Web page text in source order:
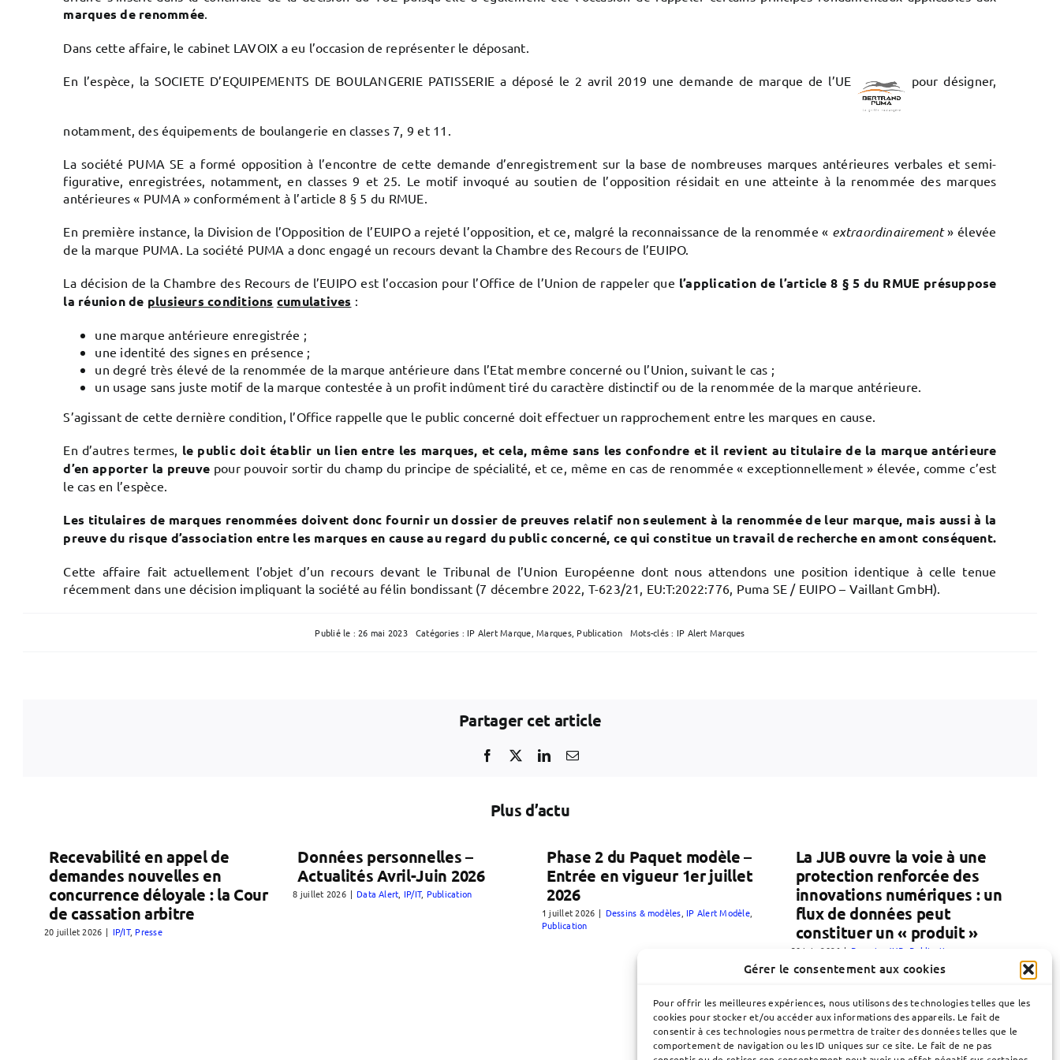
Gérer le consentement aux cookies
Pour offrir les meilleures expériences, nous utilisons des technologies telles que les
cookies pour stocker et/ou accéder aux informations des appareils. Le fait de
consentir à ces technologies nous permettra de traiter des données telles que le
comportement de navigation ou les ID uniques sur ce site. Le fait de ne pas
marques de renommée.
Dans cette affaire, le cabinet LAVOIX a eu l’occasion de représenter le déposant.
En l’espèce, la SOCIETE D’EQUIPEMENTS DE BOULANGERIE PATISSERIE a déposé le 2 avril 2019 une demande de marque de l’UE pour désigner,
notamment, des équipements de boulangerie en classes 7, 9 et 11.
La société PUMA SE a formé opposition à l’encontre de cette demande d’enregistrement sur la base de nombreuses marques antérieures verbales et semi-
figurative, enregistrées, notamment, en classes 9 et 25. Le motif invoqué au soutien de l’opposition résidait en une atteinte à la renommée des marques
antérieures « PUMA » conformément à l’article 8 § 5 du RMUE.
En première instance, la Division de l’Opposition de l’EUIPO a rejeté l’opposition, et ce, malgré la reconnaissance de la renommée « extraordinairement» élevée
de la marque PUMA. La société PUMA a donc engagé un recours devant la Chambre des Recours de l’EUIPO.
La décision de la Chambre des Recours de l’EUIPO est l’occasion pour l’Office de l’Union de rappeler que l’application de l’article 8 § 5 du RMUE présuppose
la réunion de plusieurs conditions cumulatives :
une marque antérieure enregistrée ;
une identité des signes en présence ;
un degré très élevé de la renommée de la marque antérieure dans l’Etat membre concerné ou l’Union, suivant le cas ;
un usage sans juste motif de la marque contestée à un profit indûment tiré du caractère distinctif ou de la renommée de la marque antérieure.
S’agissant de cette dernière condition, l’Office rappelle que le public concerné doit effectuer un rapprochement entre les marques en cause.
En d’autres termes, le public doit établir un lien entre les marques, et cela, même sans les confondre et il revient au titulaire de la marque antérieure
d’en apporter la preuve pour pouvoir sortir du champ du principe de spécialité, et ce, même en cas de renommée « exceptionnellement » élevée, comme c’est
le cas en l’espèce.
Les titulaires de marques renommées doivent donc fournir un dossier de preuves relatif non seulement à la renommée de leur marque, mais aussi à la
preuve du risque d’association entre les marques en cause au regard du public concerné, ce qui constitue un travail de recherche en amont conséquent.
Cette affaire fait actuellement l’objet d’un recours devant le Tribunal de l’Union Européenne dont nous attendons une position identique à celle tenue
récemment dans une décision impliquant la société au félin bondissant (7 décembre 2022, T-623/21, EU:T:2022:776, Puma SE / EUIPO – Vaillant GmbH).
Publié le : 26 mai 2023 Catégories : IP Alert Marque ,Marques, Publication Mots-clés : IP Alert Marques
Partager cet article
Plus d’actu
Recevabilité en appel de
demandes nouvelles en
concurrence déloyale : la Cour
de cassation arbitre
20 juillet 2026 | IP/IT, Presse
Données personnelles –
Actualités Avril-Juin 2026
8 juillet 2026 | Data Alert IP/IT, Publication
Phase 2 du Paquet modèle –
Entrée en vigueur 1er juillet
2026
1 juillet 2026 | Dessins & modèles IP Alert Modèle,
Publication
La JUB ouvre la voie à une
protection renforcée des
innovations numériques : un
flux de données peut
constituer un « produit »
30 juin 2026 | Brevets JUB Publication